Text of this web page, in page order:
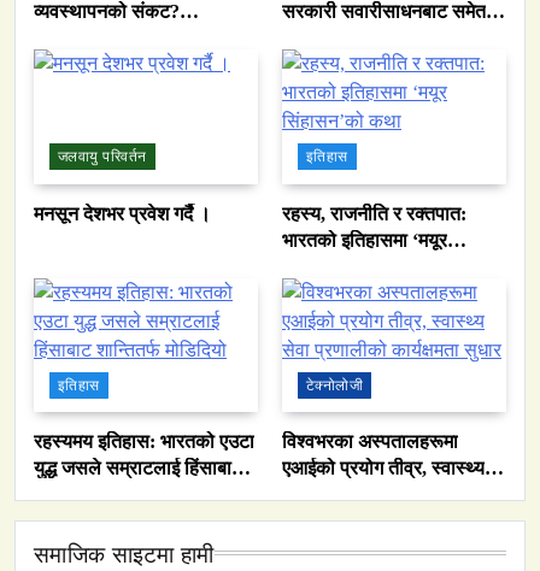
व्यवस्थापनको संकट?
भित्री कथा
सरकारी सवारीसाधनबाट समेत
जलवायु परिवर्तन
मनसून देशभर प्रवेश गर्दै ।
इतिहास
रहस्य, राजनीति र रक्तपात:
भारतको इतिहासमा ‘मयूर
इतिहास
रहस्यमय इतिहास: भारतको एउटा
युद्ध जसले सम्राटलाई हिंसाबाट
टेक्नोलोजी
विश्वभरका अस्पतालहरूमा
एआईको प्रयोग तीव्र, स्वास्थ्य
समाजिक साइटमा हामी
नेपालमा युनिफिकेशन चर्चको सम्बन्ध उजागर
May 27, 2026